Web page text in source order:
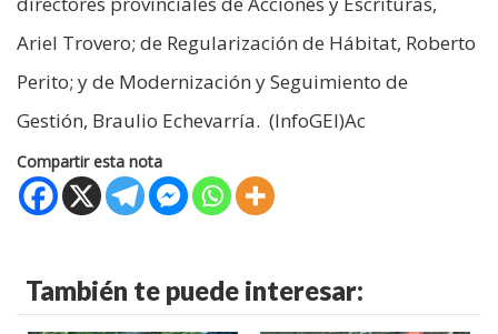
Ariel Trovero; de Regularización de Hábitat, Roberto
Perito; y de Modernización y Seguimiento de
Gestión, Braulio Echevarría. (InfoGEI)Ac
Compartir esta nota
También te puede interesar: